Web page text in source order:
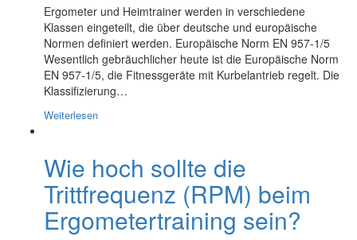
Ergometer und Heimtrainer werden in verschiedene
Klassen eingeteilt, die über deutsche und europäische
Normen definiert werden. Europäische Norm EN 957-1/5
Wesentlich gebräuchlicher heute ist die Europäische Norm
EN 957-1/5, die Fitnessgeräte mit Kurbelantrieb regelt. Die
Klassifizierung…
Weiterlesen
Wie hoch sollte die
Trittfrequenz (RPM) beim
Ergometertraining sein?